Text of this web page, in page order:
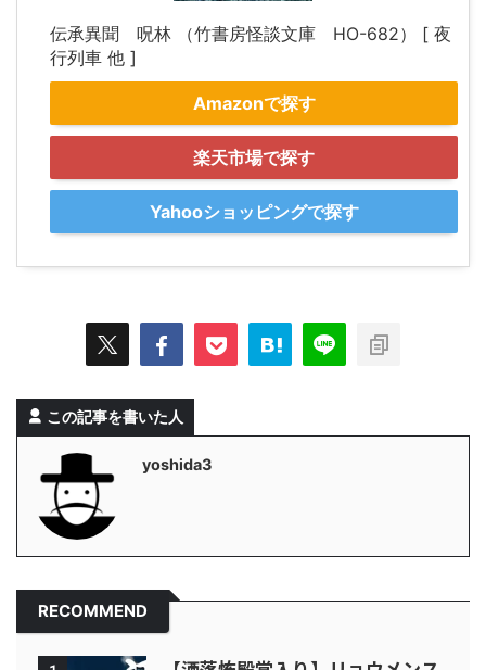
伝承異聞 呪林 （竹書房怪談文庫 HO-682） [ 夜
行列車 他 ]
Amazonで探す
楽天市場で探す
Yahooショッピングで探す
この記事を書いた人
yoshida3
RECOMMEND